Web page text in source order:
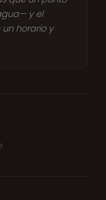
y el
horario y